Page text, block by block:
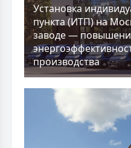
Установка
пункта (ИТП) на
заводе —
производства